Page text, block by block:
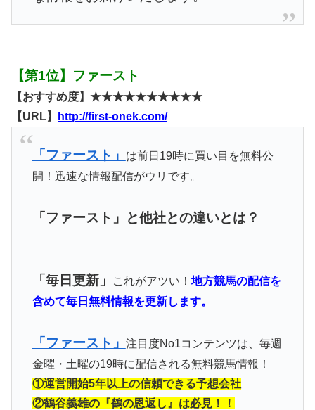
【第1位】ファースト
【おすすめ度】★★★★★★★★★★
【URL】
http://first-onek.com/
「ファースト」
は前日19時に買い目を無料公
開！迅速な情報配信がウリです。
「ファースト」と他社との違いとは？
「毎日更新」 これがアツい！ 地方競馬の配信を
含めて毎日無料情報を更新します。
「ファースト」 注目度No1コンテンツは、毎週
金曜・土曜の19時に配信される無料競馬情報！
①運営開始5年以上の信頼できる予想会社
②鶴谷義雄の『鶴の恩返し』は必見！！